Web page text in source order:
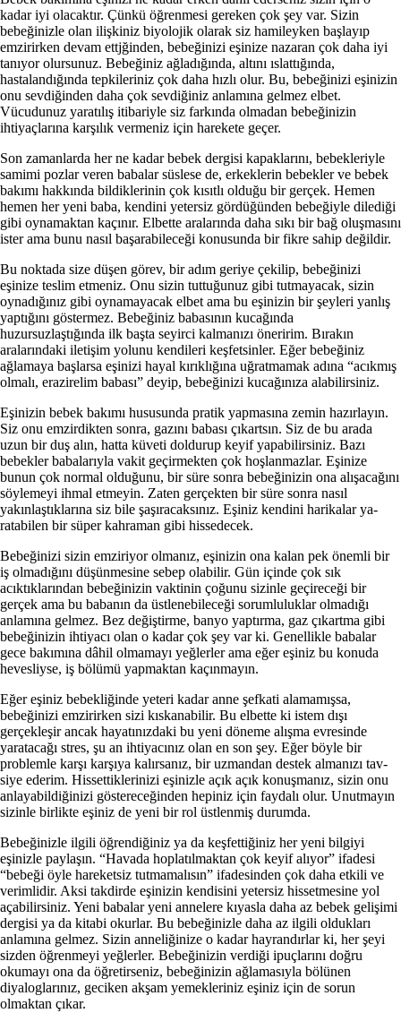
kadar iyi olacaktır. Çünkü öğrenmesi gereken çok şey var. Sizin
bebeği­nizle olan ilişkiniz biyolojik olarak siz hamiley­ken başlayıp
emzirirken devam ettjğinden, be­beğinizi eşinize nazaran çok daha iyi
tanıyor olursunuz. Bebeğiniz ağladığında, altını ıslattı­ğında,
hastalandığında tepkileriniz çok daha hızlı olur. Bu, bebeğinizi eşinizin
onu sevdiğinden daha çok sevdiğiniz anlamına gelmez elbet.
Vücudunuz yaratılış itibariyle siz farkında olmadan bebeğinizin
ihtiyaçlarına karşılık vermeniz için harekete geçer.
Son zamanlarda her ne kadar bebek dergisi kapaklarını, bebekleriyle
samimi pozlar veren babalar süslese de, erkeklerin bebekler ve bebek
bakımı hakkında bildiklerinin çok kısıtlı olduğu bir gerçek. Hemen
hemen her yeni baba, kendi­ni yetersiz gördüğünden bebeğiyle dilediği
gibi oynamaktan kaçınır. Elbette aralarında daha sı­kı bir bağ oluşmasını
ister ama bunu nasıl başa­rabileceği konusunda bir fikre sahip değildir.
Bu noktada size düşen görev, bir adım geri­ye çekilip, bebeğinizi
eşinize teslim etmeniz. Onu sizin tuttuğunuz gibi tutmayacak, sizin
oynadı­ğınız gibi oynamayacak elbet ama bu eşinizin bir şeyleri yanlış
yaptığını göstermez. Bebeğiniz babasının kucağında
huzursuzlaştığında ilk baş­ta seyirci kalmanızı öneririm. Bırakın
araların­daki iletişim yolunu kendileri keşfetsinler. Eğer bebeğiniz
ağlamaya başlarsa eşinizi hayal kırık­lığına uğratmamak adına “acıkmış
olmalı, erazirelim babası” deyip, bebeğinizi kucağınıza ala­bilirsiniz.
Eşinizin bebek bakımı hususunda pratik yap­masına zemin hazırlayın.
Siz onu emzirdikten sonra, gazını babası çıkartsın. Siz de bu arada
uzun bir duş alın, hatta küveti doldurup keyif yapabilirsiniz. Bazı
bebekler babalarıyla vakit ge­çirmekten çok hoşlanmazlar. Eşinize
bunun çok normal olduğunu, bir süre sonra bebeğinizin ona alışacağını
söylemeyi ihmal etmeyin. Zaten ger­çekten bir süre sonra nasıl
yakınlaştıklarına siz bile şaşıracaksınız. Eşiniz kendini harikalar ya­
ratabilen bir süper kahraman gibi hissedecek.
Bebeğinizi sizin emziriyor olmanız, eşinizin ona kalan pek önemli bir
iş olmadığını düşün­mesine sebep olabilir. Gün içinde çok sık
acıktıklarından bebeğinizin vaktinin çoğunu sizinle geçireceği bir
gerçek ama bu babanın da üstle­nebileceği sorumluluklar olmadığı
anlamına gel­mez. Bez değiştirme, banyo yaptırma, gaz çı­kartma gibi
bebeğinizin ihtiyacı olan o kadar çok şey var ki. Genellikle babalar
gece bakımı­na dâhil olmamayı yeğlerler ama eğer eşiniz bu konuda
hevesliyse, iş bölümü yapmaktan kaçın­mayın.
Eğer eşiniz bebekliğinde yeteri kadar anne şefkati alamamışsa,
bebeğinizi emzirirken sizi kıskanabilir. Bu elbette ki istem dışı
gerçekleşir ancak hayatınızdaki bu yeni döneme alışma ev­resinde
yaratacağı stres, şu an ihtiyacınız olan en son şey. Eğer böyle bir
problemle karşı karşı­ya kalırsanız, bir uzmandan destek almanızı tav­
siye ederim. Hissettiklerinizi eşinizle açık açık konuşmanız, sizin onu
anlayabildiğinizi göstereceğinden hepiniz için faydalı olur. Unutmayın
sizinle birlikte eşiniz de yeni bir rol üstlenmiş durumda.
Bebeğinizle ilgili öğrendiğiniz ya da keşfet­tiğiniz her yeni bilgiyi
eşinizle paylaşın. “Hava­da hoplatılmaktan çok keyif alıyor” ifadesi
“be­beği öyle hareketsiz tutmamalısın” ifadesinden çok daha etkili ve
verimlidir. Aksi takdirde eşi­nizin kendisini yetersiz hissetmesine yol
açabilirsiniz. Yeni babalar yeni annelere kıyasla daha az bebek gelişimi
dergisi ya da kitabi okurlar. Bu bebeğinizle daha az ilgili oldukları
anlamına gelmez. Sizin anneliğinize o kadar hayrandırlar ki, her şeyi
sizden öğrenmeyi yeğlerler. Bebeği­nizin verdiği ipuçlarını doğru
okumayı ona da öğretirseniz, bebeğinizin ağlamasıyla bölünen
diyaloglarınız, geciken akşam yemekleriniz eşi­niz için de sorun
olmaktan çıkar.